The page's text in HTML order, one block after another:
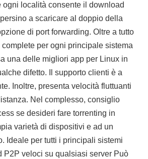
ogni località consente il download
a scaricare al doppio della
di port forwarding. Oltre a tutto
per ogni principale sistema
una delle migliori app per Linux in
difetto. Il supporto clienti è a
Inoltre, presenta velocità fluttuanti
Nel complesso, consiglio
se desideri fare torrenting in
varietà di dispositivi e ad un
Ideale per tutti i principali sistemi
P2P veloci su qualsiasi server Può